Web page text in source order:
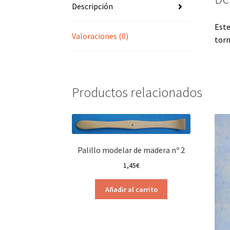
Descripción
Valoraciones (0)
Productos relacionados
Palillo modelar de madera nº 2
1,45€
Añadir al carrito